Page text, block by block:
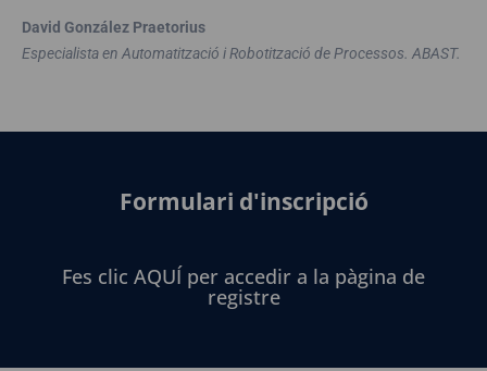
David González Praetorius
Especialista en Automatització i Robotització de Processos. ABAST.
Formulari d'inscripció
Fes clic AQUÍ per accedir a la pàgina de
registre